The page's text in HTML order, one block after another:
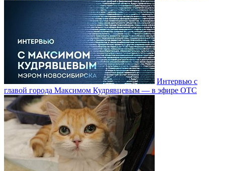
Интервью с
главой города Максимом Кудрявцевым — в эфире ОТС